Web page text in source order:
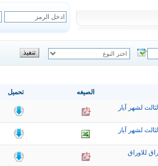
تحميل الصيغه
لشهر آيار
لشهر آيار
للاوراق